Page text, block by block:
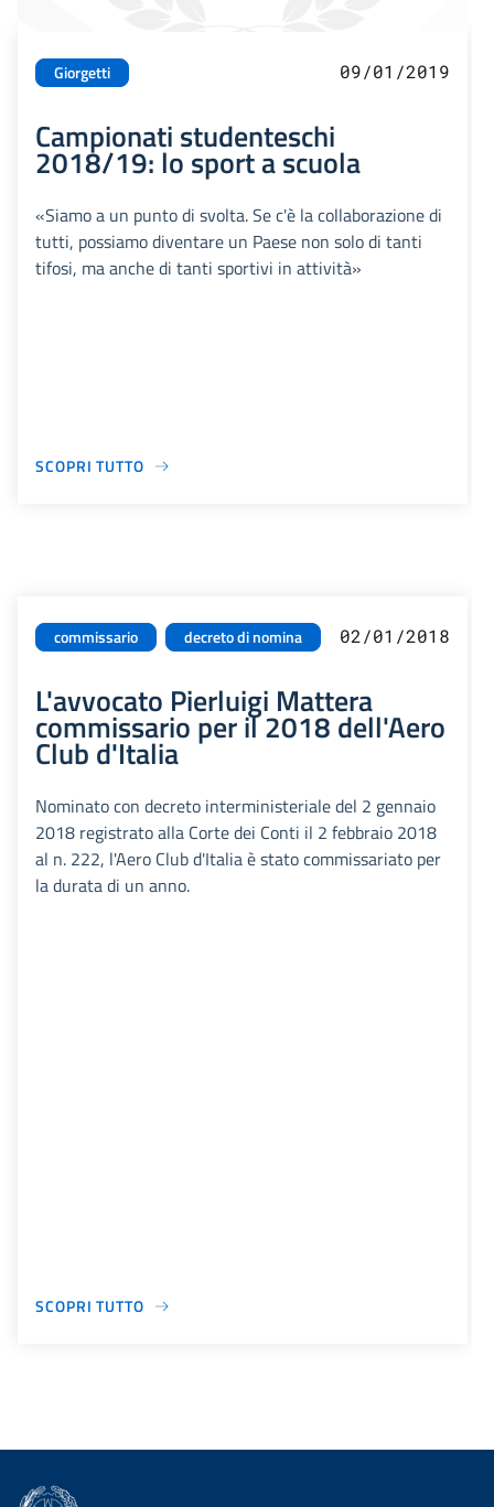
Giorgetti 09/01/2019
Campionati studenteschi
2018/19: lo sport a scuola
«Siamo a un punto di svolta. Se c'è la collaborazione di
tutti, possiamo diventare un Paese non solo di tanti
tifosi, ma anche di tanti sportivi in attività»
SCOPRI TUTTO
commissario decreto di nomina 02/01/2018
L'avvocato Pierluigi Mattera
commissario per il 2018 dell'Aero
Club d'Italia
Nominato con decreto interministeriale del 2 gennaio
2018 registrato alla Corte dei Conti il 2 febbraio 2018
al n. 222, l'Aero Club d'Italia è stato commissariato per
la durata di un anno.
SCOPRI TUTTO